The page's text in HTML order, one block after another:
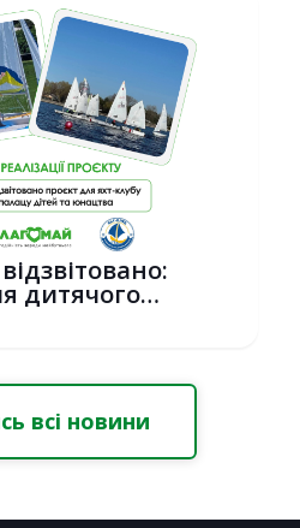
дитячого
всі новини